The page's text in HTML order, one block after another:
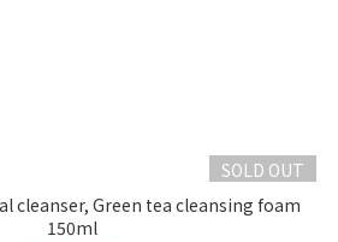
SOLD OUT
cleanser, Green tea cleansing foam
150ml